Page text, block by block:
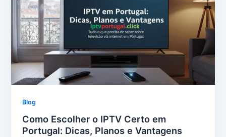
Blog
Como Escolher o IPTV Certo em
Portugal: Dicas, Planos e Vantagens